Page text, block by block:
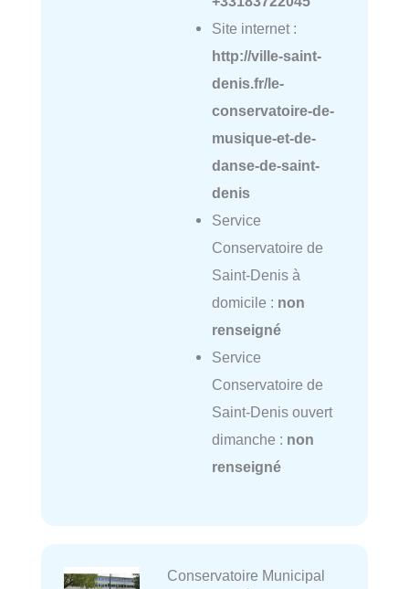
Site internet :
http://ville-saint-
denis.fr/le-
conservatoire-de-
musique-et-de-
danse-de-saint-
denis
Service
Conservatoire de
Saint-Denis à
domicile : non
renseigné
Service
Conservatoire de
Saint-Denis ouvert
dimanche : non
renseigné
Conservatoire Municipal